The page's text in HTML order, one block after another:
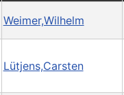
Weimer,Wilhelm
Lütjens,Carsten